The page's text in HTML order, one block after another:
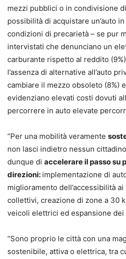
mezzi pubblici o in condivisione
possibilità di acquistare un’auto
condizioni di precarietà – se pur
intervistati che denunciano un
carburante rispetto al reddito
l’assenza di alternative all’auto
cambiare il mezzo obsoleto (8%)
evidenziano elevati costi dovuti
percorrere in auto elevate
“Per una mobilità veramente
non lasci indietro nessun
dunque di accelerare il passo su
direzioni: implementazione di
miglioramento dell’accessibilità
collettivi, creazione di zone a 30
veicoli elettrici ed espansione
“Sono proprio le città con una
sostenibile, attiva o elettrica, tra